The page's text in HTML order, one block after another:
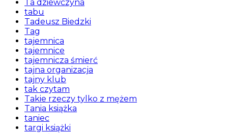
Ta dziewczyna
tabu
Tadeusz Biedzki
Tag
tajemnica
tajemnice
tajemnicza śmierć
tajna organizacja
tajny klub
tak czytam
Takie rzeczy tylko z mężem
Tania książka
taniec
targi książki